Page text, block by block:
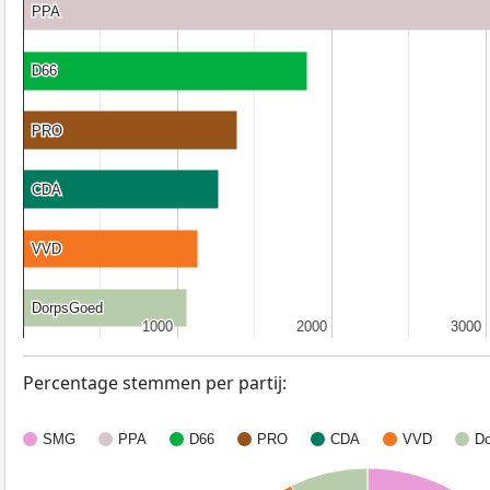
1000
1000 2000
2000 3000
3000
PPA
PPA
D66
D66
PRO
PRO
CDA
CDA
VVD
VVD
DorpsGoed
DorpsGoed
Percentage stemmen per partij:
SMG PPA D66 PRO CDA VVD